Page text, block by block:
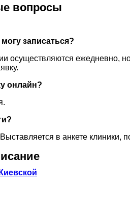
вопросы
записаться?
осуществляются ежедневно,
онлайн?
в анкете клиники,